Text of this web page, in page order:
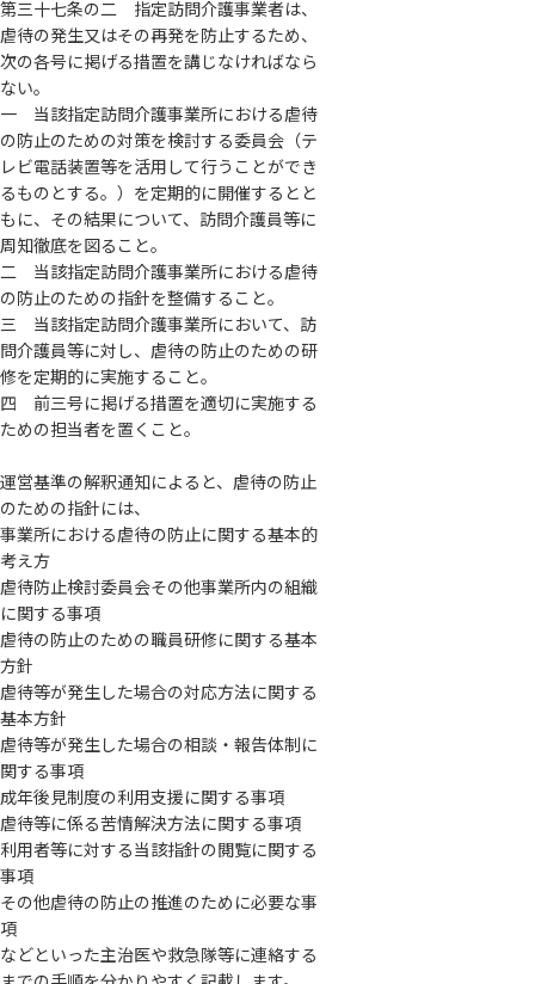
第三十七条の二 指定訪問介護事業者は、
虐待の発生又はその再発を防止するため、
次の各号に掲げる措置を講じなければなら
ない。
一 当該指定訪問介護事業所における虐待
の防止のための対策を検討する委員会（テ
レビ電話装置等を活用して行うことができ
るものとする。）を定期的に開催するとと
もに、その結果について、訪問介護員等に
周知徹底を図ること。
二 当該指定訪問介護事業所における虐待
の防止のための指針を整備すること。
三 当該指定訪問介護事業所において、訪
問介護員等に対し、虐待の防止のための研
修を定期的に実施すること。
四 前三号に掲げる措置を適切に実施する
ための担当者を置くこと。
運営基準の解釈通知によると、虐待の防止
のための指針には、
事業所における虐待の防止に関する基本的
考え方
虐待防止検討委員会その他事業所内の組織
に関する事項
虐待の防止のための職員研修に関する基本
方針
虐待等が発生した場合の対応方法に関する
基本方針
虐待等が発生した場合の相談・報告体制に
関する事項
成年後見制度の利用支援に関する事項
虐待等に係る苦情解決方法に関する事項
利用者等に対する当該指針の閲覧に関する
事項
その他虐待の防止の推進のために必要な事
項
などといった主治医や救急隊等に連絡する